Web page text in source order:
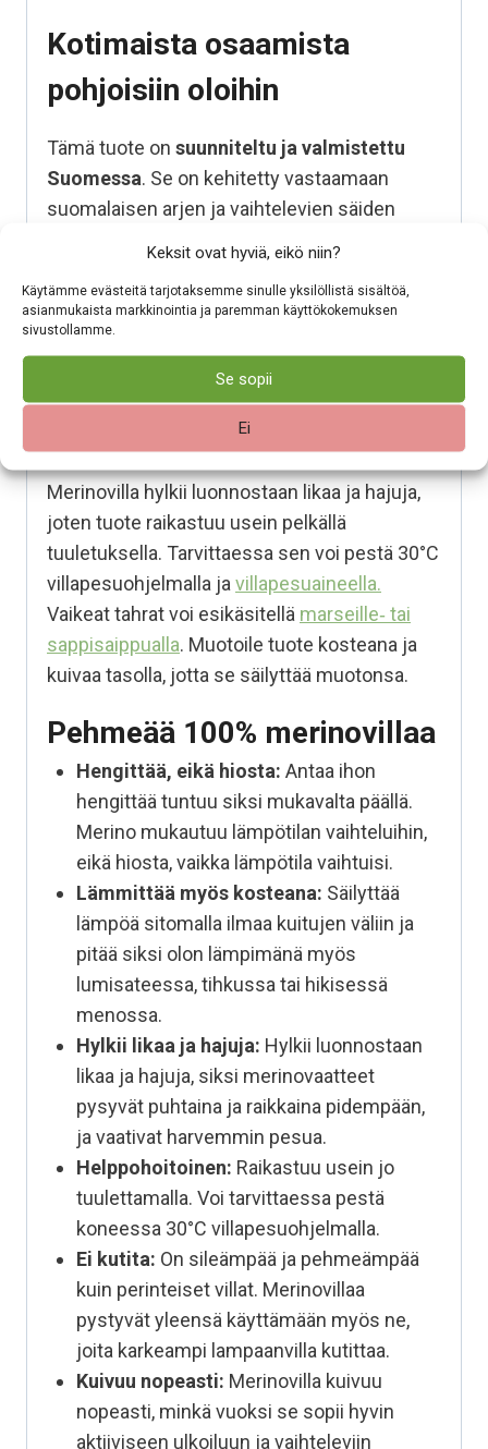
Keksit ovat hyviä, eikö niin?
Käytämme evästeitä tarjotaksemme sinulle yksilöllistä sisältöä,
asianmukaista markkinointia ja paremman käyttökokemuksen
sivustollamme.
Se sopii
Ei
Kotimaista osaamista
pohjoisiin oloihin
Tämä tuote on suunniteltu ja valmistettu
Suomessa. Se on kehitetty vastaamaan
suomalaisen arjen ja vaihtelevien säiden
varmistat, että varusteesi on tehty kestämään
käyttöä, pesua ja aikaa.
Helppohoitoinen
luonnonmateriaali
Merinovilla hylkii luonnostaan likaa ja hajuja,
joten tuote raikastuu usein pelkällä
tuuletuksella. Tarvittaessa sen voi pestä 30°C
villapesuohjelmalla javillapesuaineella.
Vaikeat tahrat voi esikäsitellä marseille‑ tai
sappisaippualla. Muotoile tuote kosteana ja
kuivaa tasolla, jotta se säilyttää muotonsa.
Pehmeää 100% merinovillaa
Hengittää, eikä hiosta: Antaa ihon
hengittää tuntuu siksi mukavalta päällä.
Merino mukautuu lämpötilan vaihteluihin,
eikä hiosta, vaikka lämpötila vaihtuisi.
Lämmittää myös kosteana: Säilyttää
lämpöä sitomalla ilmaa kuitujen väliin ja
pitää siksi olon lämpimänä myös
lumisateessa, tihkussa tai hikisessä
menossa.
Hylkii likaa ja hajuja: Hylkii luonnostaan
likaa ja hajuja, siksi merinovaatteet
pysyvät puhtaina ja raikkaina pidempään,
ja vaativat harvemmin pesua.
Helppohoitoinen: Raikastuu usein jo
tuulettamalla. Voi tarvittaessa pestä
koneessa 30°C villapesuohjelmalla.
Ei kutita: On sileämpää ja pehmeämpää
kuin perinteiset villat. Merinovillaa
pystyvät yleensä käyttämään myös ne,
joita karkeampi lampaanvilla kutittaa.
Kuivuu nopeasti: Merinovilla kuivuu
nopeasti, minkä vuoksi se sopii hyvin
aktiiviseen ulkoiluun ja vaihteleviin